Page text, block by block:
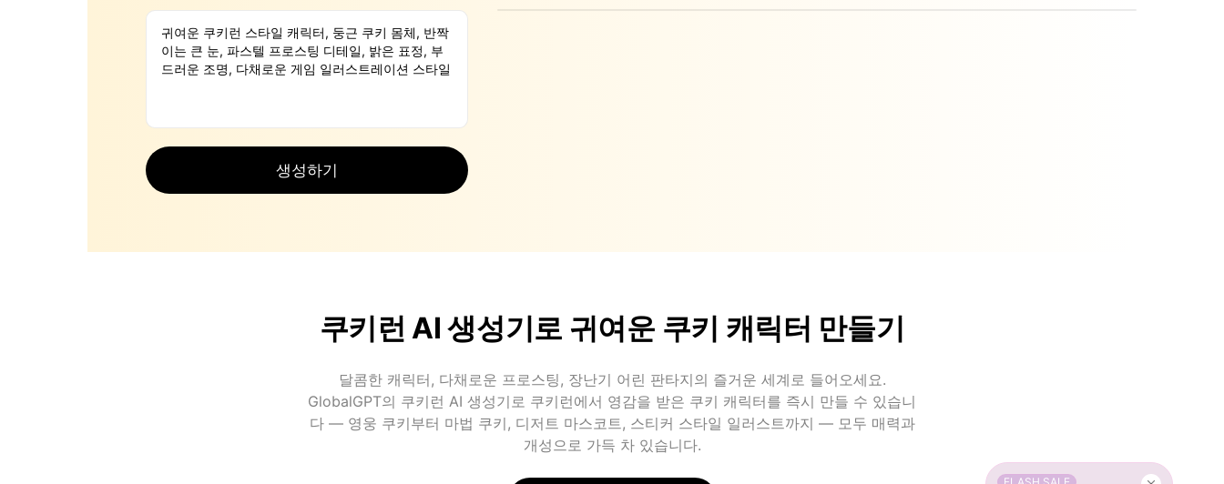
생성하기
쿠키런 AI 생성기로 귀여운 쿠키 캐릭터 만들기
달콤한 캐릭터, 다채로운 프로스팅, 장난기 어린 판타지의 즐거운 세계로 들어오세요.
GlobalGPT의 쿠키런 AI 생성기로 쿠키런에서 영감을 받은 쿠키 캐릭터를 즉시 만들 수 있습니
다 — 영웅 쿠키부터 마법 쿠키, 디저트 마스코트, 스티커 스타일 일러스트까지 — 모두 매력과
개성으로 가득 차 있습니다.